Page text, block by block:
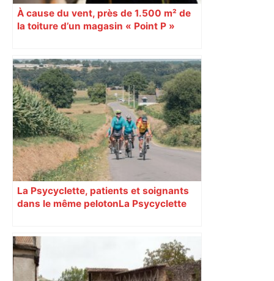
À cause du vent, près de 1.500 m² de
la toiture d’un magasin « Point P »
La Psycyclette, patients et soignants
dans le même peloton​​​​​​ La Psycyclette
vivant avec des troubles psychiques,
des soignants et des cyclotouristes.
« La Croix » a participé en septembre à